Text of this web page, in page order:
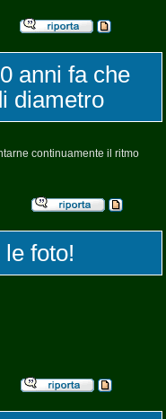
anni fa che
diametro
continuamente il ritmo
foto!